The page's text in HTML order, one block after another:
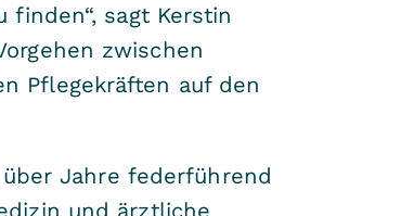
sagt Kerstin
zwischen
Pflegekräften auf den
Jahre federführend
und ärztliche